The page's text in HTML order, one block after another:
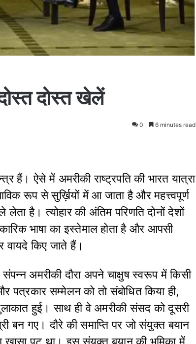
दोस्त खेलें
0 6 minutes read
हैं। ऐसे में अमरीकी राष्ट्रपति की भारत यात्रा
रूप से सुर्ख़ियों में आ जाता है और महत्त्वपूर्ण
है। त्योहार की अंतिम परिणति दोनों देशों
भाषा का इस्तेमाल होता है और आपसी
किए जाते हैं।
अमरीकी दौरा अपने चाक्षुष स्वरूप में किसी
पत्रकार सम्मेलन को तो संबोधित किया ही,
हुई। साथ ही वे अमरीकी संसद को दूसरी
बन गए। दौरे की समाप्ति पर जो संयुक्त बयान